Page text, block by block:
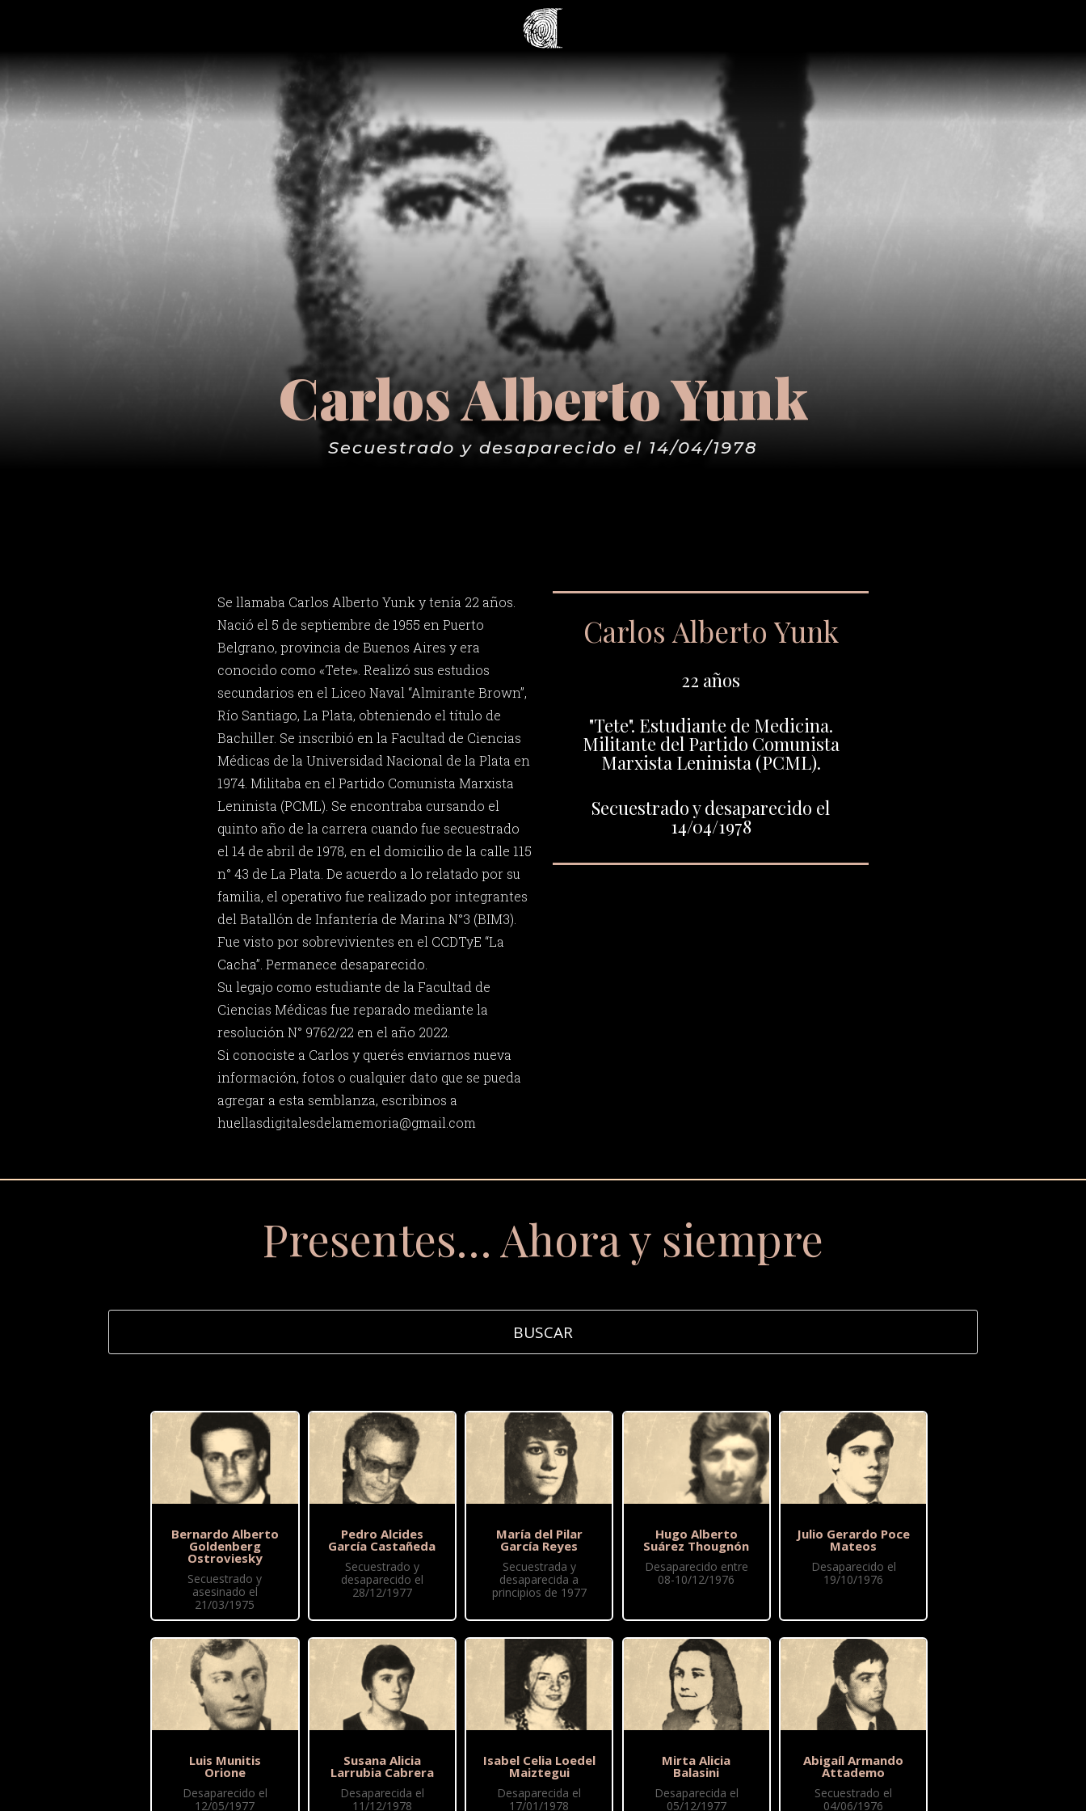
Carlos Alberto Yunk
Secuestrado y desaparecido el 14/04/1978
Se llamaba Carlos Alberto Yunk y tenía 22 años.
Nació el 5 de septiembre de 1955 en Puerto
Belgrano, provincia de Buenos Aires y era
conocido como «Tete». Realizó sus estudios
secundarios en el Liceo Naval “Almirante Brown”,
Río Santiago, La Plata, obteniendo el título de
Bachiller. Se inscribió en la Facultad de Ciencias
Médicas de la Universidad Nacional de la Plata en
1974. Militaba en el Partido Comunista Marxista
Leninista (PCML). Se encontraba cursando el
quinto año de la carrera cuando fue secuestrado
el 14 de abril de 1978, en el domicilio de la calle 115
n° 43 de La Plata. De acuerdo a lo relatado por su
familia, el operativo fue realizado por integrantes
del Batallón de Infantería de Marina N°3 (BIM3).
Fue visto por sobrevivientes en el CCDTyE “La
Cacha”. Permanece desaparecido.
Su legajo como estudiante de la Facultad de
Ciencias Médicas fue reparado mediante la
resolución N° 9762/22 en el año 2022.
Si conociste a Carlos y querés enviarnos nueva
información, fotos o cualquier dato que se pueda
agregar a esta semblanza, escribinos a
huellasdigitalesdelamemoria@gmail.com
Carlos Alberto Yunk
22 años
"Tete". Estudiante de Medicina.
Militante del Partido Comunista
Marxista Leninista (PCML).
Secuestrado y desaparecido el
14/04/1978
Presentes… Ahora y siempre
Bernardo Alberto
Goldenberg
Ostroviesky
Secuestrado y
asesinado el
21/03/1975
Luis Munitis
Orione
Desaparecido el
12/05/1977
Pedro Alcides
García Castañeda
Secuestrado y
desaparecido el
28/12/1977
Susana Alicia
Larrubia Cabrera
Desaparecida el
11/12/1978
María del Pilar
García Reyes
Secuestrada y
desaparecida a
principios de 1977
Isabel Celia Loedel
Maiztegui
Desaparecida el
17/01/1978
Hugo Alberto
Suárez Thougnón
Desaparecido entre
08-10/12/1976
Mirta Alicia
Balasini
Desaparecida el
05/12/1977
Julio Gerardo Poce
Mateos
Desaparecido el
19/10/1976
Abigaíl Armando
Attademo
Secuestrado el
04/06/1976